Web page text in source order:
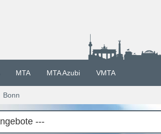
MTA MTA Azubi VMTA
Bonn